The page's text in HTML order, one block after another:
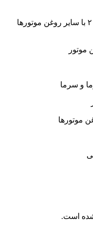
برخی از نقاط تمایز موتور ایدلوب ۲۰w۵۰ با سایر روغن موتورها
موتور
و سرما
موتورها
است.